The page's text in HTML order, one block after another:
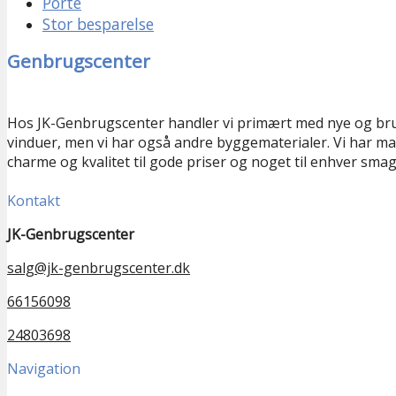
Stor besparelse
Genbrugscenter
Hos JK-Genbrugscenter handler vi primært med nye og
vinduer, men vi har også andre byggematerialer. Vi har
charme og kvalitet til gode priser og noget til enhver
Kontakt
JK-Genbrugscenter
salg@jk-genbrugscenter.dk
66156098
24803698
Navigation